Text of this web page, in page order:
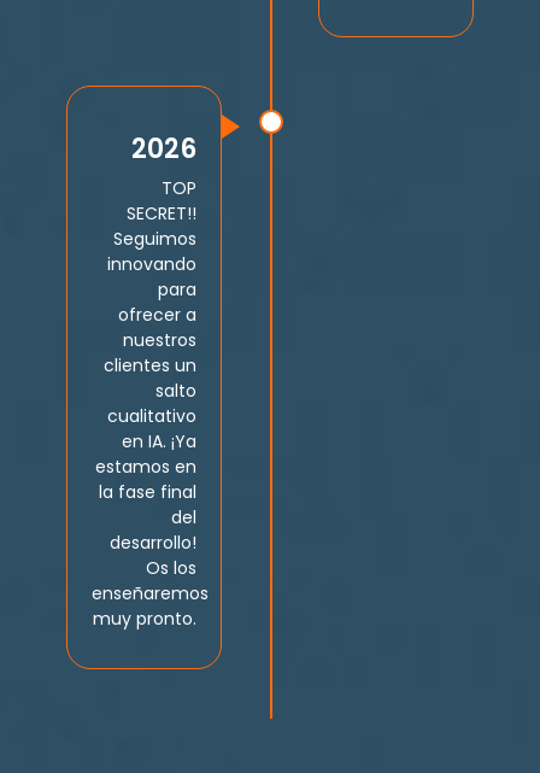
2026
TOP
SECRET!!
Seguimos
innovando
para
ofrecer a
nuestros
clientes un
salto
cualitativo
en IA. ¡Ya
estamos en
la fase final
del
desarrollo!
Os los
enseñaremos
muy pronto.